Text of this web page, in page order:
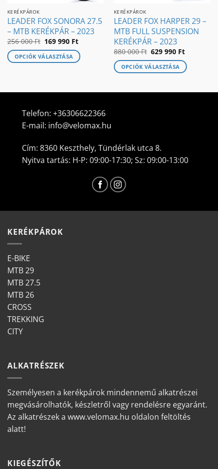
KERÉKPÁROK
LEADER FOX SONORA 27.5
– MTB KERÉKPÁR – 2023
256 000Ft Original
was:
256
169 990 FtCurrent
is:
169
OPCIÓK VÁLASZTÁSA
variációja
termékoldalon
KERÉKPÁROK
LEADER FOX HARPER 29 –
MTB FULL SUSPENSION
KERÉKPÁR – 2023
880 000Ft Original
was:
880
629 990 FtCurrent
is:
629
OPCIÓK VÁLASZTÁSA
változatok
a
választhatók
ki
Telefon: +36306622366
E-mail: info@velomax.hu
Cím: 8360 Keszthely, Tündérlak utca 8.
Nyitva tartás: H-P: 09:00-17:30; Sz: 09:00-13:00
KERÉKPÁROK
E-BIKE
MTB 29
MTB 27.5
MTB 26
CROSS
TREKKING
CITY
ALKATRÉSZEK
Személyesen a kerékpárok mindennemű alkatrészei
megvásárolhatók, készletről vagy rendelésre egyaránt.
Az alkatrészek a www.velomax.hu oldalon feltöltés
alatt!
KIEGÉSZÍTŐK